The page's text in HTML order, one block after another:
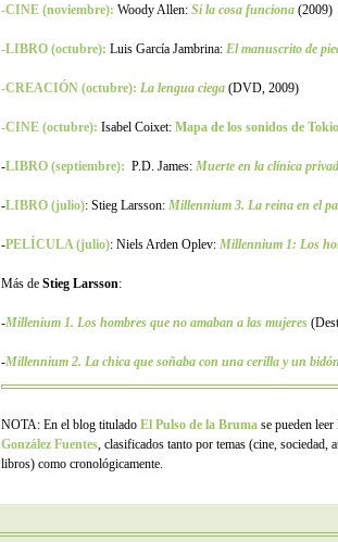
-CINE (noviembre): Woody Allen: Si la cosa funciona (2009)
-LIBRO (octubre): Luis García Jambrina: El manuscrito de
-CREACIÓN (octubre): La lengua ciega (DVD, 2009)
-CINE (octubre): Isabel Coixet: Mapa de los sonidos de Tokio
-LIBRO (septiembre): P.D. James: Muerte en la clínica
-LIBRO (julio): Stieg Larsson: Millennium 3. La reina en el
-PELÍCULA (julio): Niels Arden Oplev: Millennium 1: Los
Más de Stieg Larsson:
-Millenium 1. Los hombres que no amaban a las mujeres
-Millennium 2. La chica que soñaba con una cerilla y un
NOTA: En el blog titulado El Pulso de la Bruma se pueden
González Fuentes, clasificados tanto por temas (cine, sociedad,
libros) como cronológicamente.